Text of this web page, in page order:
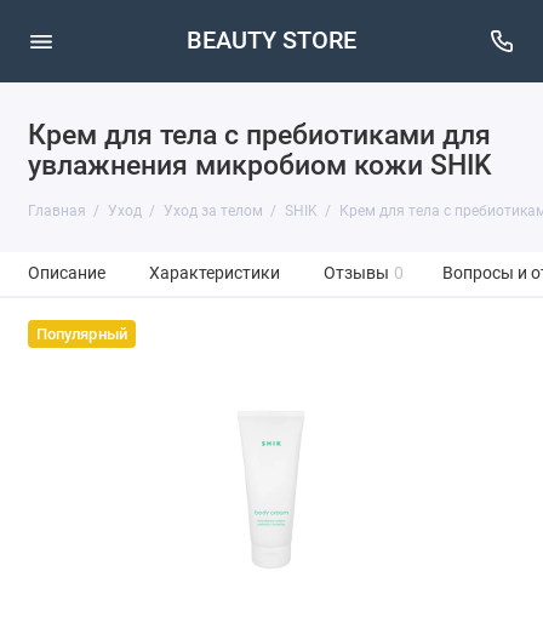
BEAUTY STORE
Крем для тела с пребиотиками для
увлажнения микробиом кожи SHIK
Главная Уход Уход за телом SHIK Крем для тела с
Описание Характеристики Отзывы 0 Вопросы и
Популярный